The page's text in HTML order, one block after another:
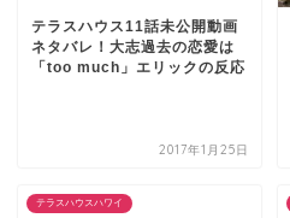
テラスハウス11話未公開動画
ネタバレ！大志過去の恋愛は
「too much」エリックの反応
2017年1月25日
テラスハウスハワイ